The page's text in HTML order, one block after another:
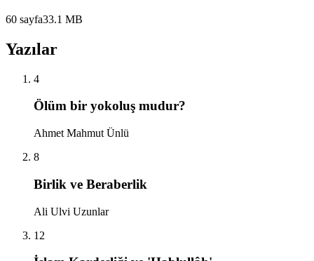
60 sayfa33.1 MB
Yazılar
4
Ölüm bir yokoluş mudur?
Ahmet Mahmut Ünlü
8
Birlik ve Beraberlik
Ali Ulvi Uzunlar
12